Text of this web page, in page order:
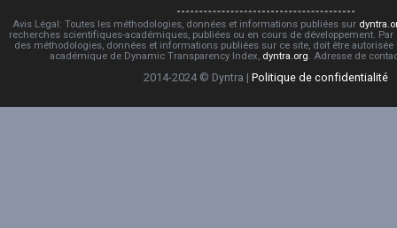
Avis Légal: Toutes les méthodologies, données et informations publiées sur
recherches scientifiques-académiques, publiées ou en cours de développement.
des méthodologies, données et informations publiées sur ce site, doit être
académique de Dynamic Transparency Index, dyntra.org. Adresse de
2014-2024 © Dyntra | Politique de confidentialité